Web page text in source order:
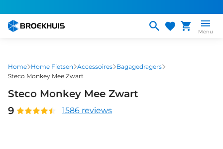
naar
gaan
Menu
Home Home Fietsen Accessoires Bagagedragers
Steco Monkey Mee Zwart
Steco Monkey Mee Zwart
9
1586 reviews